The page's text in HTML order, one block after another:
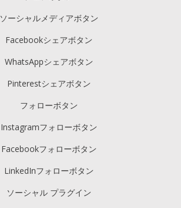
ソーシャルメディアボタン
Facebookシェアボタン
WhatsAppシェアボタン
Pinterestシェアボタン
フォローボタン
Instagramフォローボタン
Facebookフォローボタン
LinkedInフォローボタン
ソーシャル プラグイン